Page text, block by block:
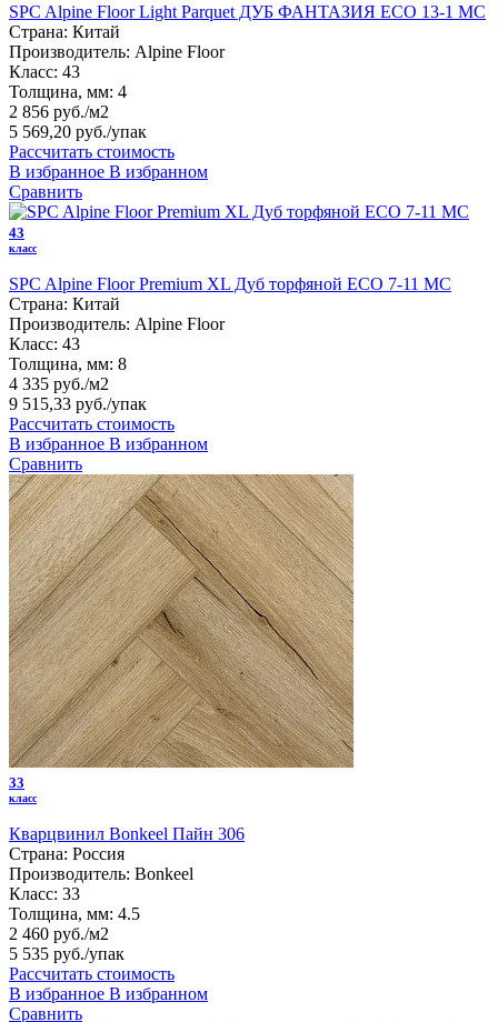
SPC Alpine Floor Light Parquet ДУБ ФАНТАЗИЯ ЕСО 13-1 MC
Страна: Китай
Производитель: Alpine Floor
Класс: 43
Толщина, мм: 4
2 856 руб./м2
5 569,20 руб./упак
Рассчитать стоимость
В избранное В избранном
Сравнить
43
класс
SPC Alpine Floor Premium XL Дуб торфяной ECO 7-11 MC
Страна: Китай
Производитель: Alpine Floor
Класс: 43
Толщина, мм: 8
4 335 руб./м2
9 515,33 руб./упак
Рассчитать стоимость
В избранное В избранном
Сравнить
33
класс
Кварцвинил Bonkeel Пайн 306
Страна: Россия
Производитель: Bonkeel
Класс: 33
Толщина, мм: 4.5
2 460 руб./м2
5 535 руб./упак
Рассчитать стоимость
В избранное В избранном
Сравнить